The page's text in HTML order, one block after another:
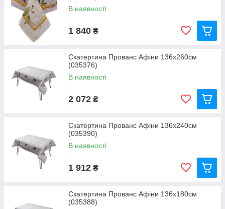
В наявності
1 840 ₴
Скатертина Прованс Афіни 136х260см
(035376)
В наявності
2 072 ₴
Скатертина Прованс Афіни 136х240см
(035390)
В наявності
1 912 ₴
Скатертина Прованс Афіни 136х180см
(035388)